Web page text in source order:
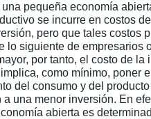
pequeña economía
se incurre en costos
pero que tales costos
lo siguiente de
por tanto, el costo de
como mínimo, poner
del consumo y del
una menor inversión. En
abierta es